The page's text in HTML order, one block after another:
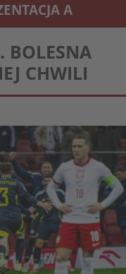
A
BOLESNA
CHWILI